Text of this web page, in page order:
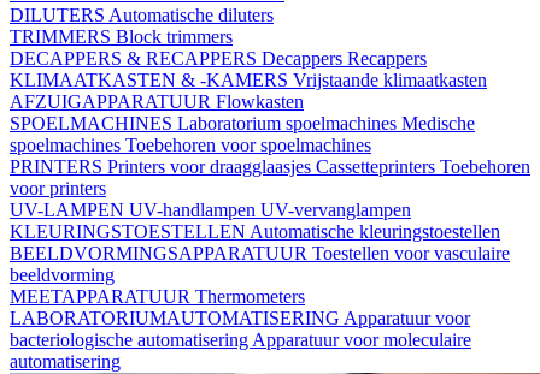
DILUTERS Automatische diluters
TRIMMERS Block trimmers
DECAPPERS & RECAPPERS Decappers Recappers
KLIMAATKASTEN & -KAMERS Vrijstaande klimaatkasten
AFZUIGAPPARATUUR Flowkasten
SPOELMACHINES Laboratorium spoelmachines Medische
spoelmachines Toebehoren voor spoelmachines
PRINTERS Printers voor draagglaasjes Cassetteprinters Toebehoren
voor printers
UV-LAMPEN UV-handlampen UV-vervanglampen
KLEURINGSTOESTELLEN Automatische kleuringstoestellen
BEELDVORMINGSAPPARATUUR Toestellen voor vasculaire
beeldvorming
MEETAPPARATUUR Thermometers
LABORATORIUMAUTOMATISERING Apparatuur voor
bacteriologische automatisering Apparatuur voor moleculaire
automatisering